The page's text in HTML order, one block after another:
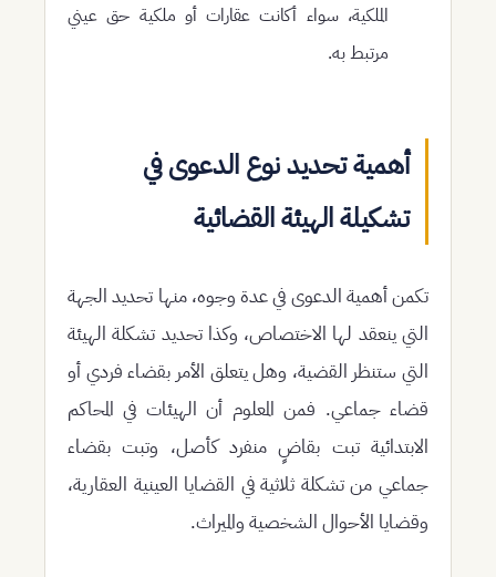
الملكية، سواء أكانت عقارات أو ملكية حق عيني
مرتبط به.
أهمية تحديد نوع الدعوى في
تشكيلة الهيئة القضائية
تكمن أهمية الدعوى في عدة وجوه، منها تحديد الجهة
التي ينعقد لها الاختصاص، وكذا تحديد تشكلة الهيئة
التي ستنظر القضية، وهل يتعلق الأمر بقضاء فردي أو
قضاء جماعي. فمن المعلوم أن الهيئات في المحاكم
الابتدائية تبت بقاضٍ منفرد كأصل، وتبت بقضاء
جماعي من تشكلة ثلاثية في القضايا العينية العقارية،
وقضايا الأحوال الشخصية والميراث.